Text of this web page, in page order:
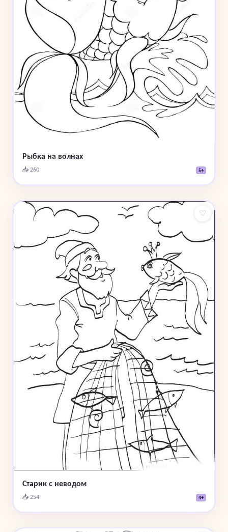
Рыбка на волнах
📥 260 5+
♡
Старик с неводом
📥 254 4+